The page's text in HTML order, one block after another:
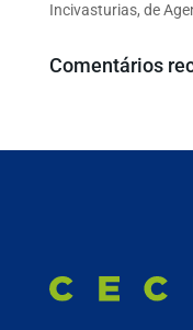
Incivasturias, de
Comentários